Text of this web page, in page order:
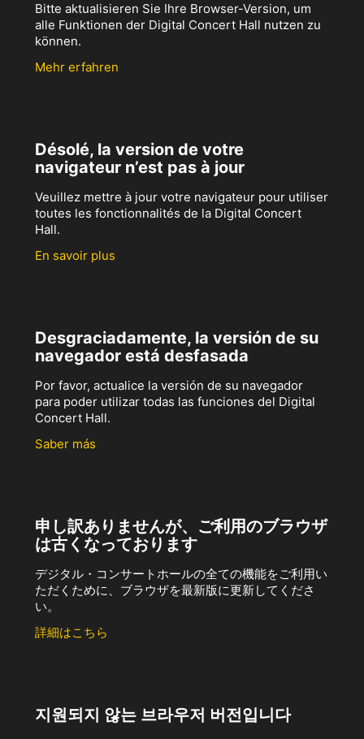
Bitte aktualisieren Sie Ihre Browser-Version, um
alle Funktionen der Digital Concert Hall nutzen zu
können.
Mehr erfahren
Désolé, la version de votre
navigateur n’est pas à jour
Veuillez mettre à jour votre navigateur pour utiliser
toutes les fonctionnalités de la Digital Concert
Hall.
En savoir plus
Desgraciadamente, la versión de su
navegador está desfasada
Por favor, actualice la versión de su navegador
para poder utilizar todas las funciones del Digital
Concert Hall.
Saber más
申し訳ありませんが、ご利用のブラウザ
は古くなっております
デジタル・コンサートホールの全ての機能をご利用い
ただくために、ブラウザを最新版に更新してくださ
い。
詳細はこちら
지원되지 않는 브라우저 버전입니다